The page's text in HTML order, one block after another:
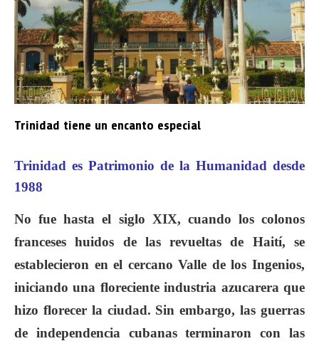
Trinidad tiene un encanto especial
Trinidad es Patrimonio de la Humanidad desde
1988
No fue hasta el siglo XIX, cuando los colonos
franceses huidos de las revueltas de Haití, se
establecieron en el cercano Valle de los Ingenios,
iniciando una floreciente industria azucarera que
hizo florecer la ciudad. Sin embargo, las guerras
de independencia cubanas terminaron con las